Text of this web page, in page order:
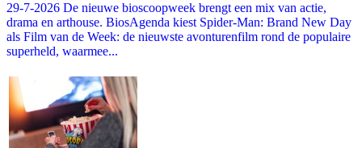
29-7-2026 De nieuwe bioscoopweek brengt een mix van actie,
drama en arthouse. BiosAgenda kiest Spider-Man: Brand New Day
als Film van de Week: de nieuwste avonturenfilm rond de populaire
superheld, waarmee...